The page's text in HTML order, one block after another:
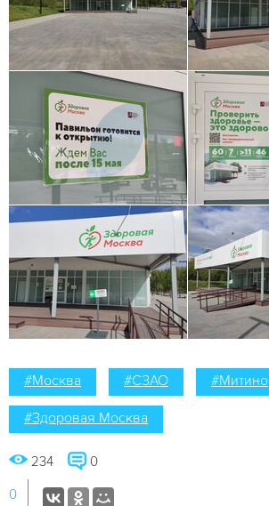
#Москва #СЗАО #Митино
#Здоровая Москва
234 0
0